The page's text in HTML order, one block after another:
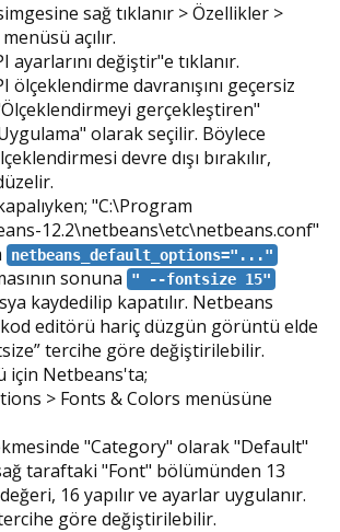
sağ tıklanır > Özellikler >
açılır.
ayarlarını değiştir"e tıklanır.
ölçeklendirme davranışını geçersiz
gerçekleştiren"
olarak seçilir. Böylece
devre dışı bırakılır,
"C:\Program
12.2\netbeans\etc\netbeans.conf"
netbeans_default_options="..."
sonuna " --fontsize 15"
kaydedilip kapatılır. Netbeans
kod editörü hariç düzgün görüntü elde
tercihe göre değiştirilebilir.
için Netbeans'ta;
> Fonts & Colors menüsüne
"Category" olarak "Default"
taraftaki "Font" bölümünden 13
16 yapılır ve ayarlar uygulanır.
göre değiştirilebilir.